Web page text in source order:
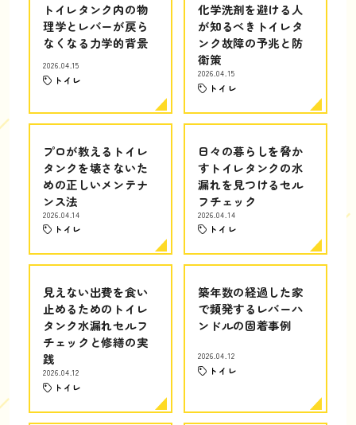
トイレタンク内の物
理学とレバーが戻ら
なくなる力学的背景
2026.04.15
トイレ
化学洗剤を避ける人
が知るべきトイレタ
ンク故障の予兆と防
衛策
2026.04.15
トイレ
プロが教えるトイレ
タンクを壊さないた
めの正しいメンテナ
ンス法
2026.04.14
トイレ
日々の暮らしを脅か
すトイレタンクの水
漏れを見つけるセル
フチェック
2026.04.14
トイレ
見えない出費を食い
止めるためのトイレ
タンク水漏れセルフ
チェックと修繕の実
践
2026.04.12
トイレ
築年数の経過した家
で頻発するレバーハ
ンドルの固着事例
2026.04.12
トイレ